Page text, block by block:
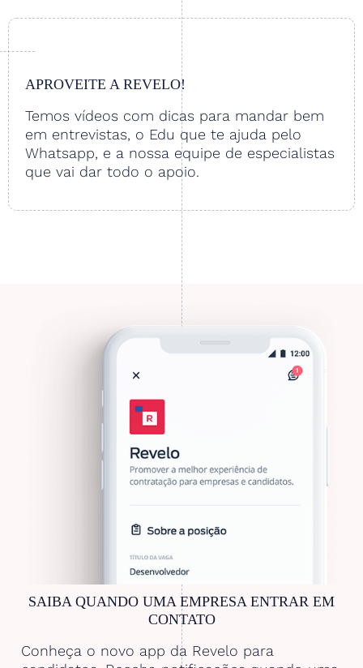
APROVEITE A REVELO!
Temos vídeos com dicas para mandar bem
em entrevistas, o Edu que te ajuda pelo
Whatsapp, e a nossa equipe de especialistas
que vai dar todo o apoio.
SAIBA QUANDO UMA EMPRESA ENTRAR EM
CONTATO
Conheça o novo app da Revelo para